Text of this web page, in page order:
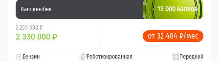
Ваш кешбек 15 000 баллов
3 259 990 ₽
2 330 000 ₽ от 32 484 ₽/мес
Бензин Роботизированная Передний